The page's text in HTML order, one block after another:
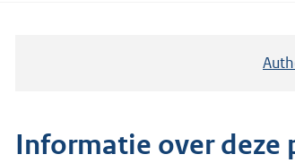
Informatie over deze